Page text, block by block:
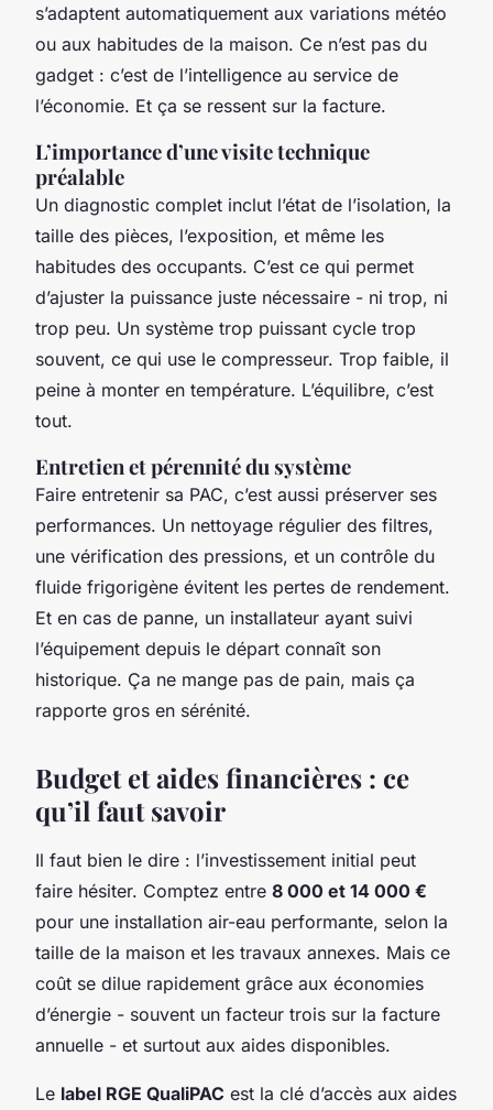
s’adaptent automatiquement aux variations météo
ou aux habitudes de la maison. Ce n’est pas du
gadget : c’est de l’intelligence au service de
l’économie. Et ça se ressent sur la facture.
L’importance d’une visite technique
préalable
Un diagnostic complet inclut l’état de l’isolation, la
taille des pièces, l’exposition, et même les
habitudes des occupants. C’est ce qui permet
d’ajuster la puissance juste nécessaire - ni trop, ni
trop peu. Un système trop puissant cycle trop
souvent, ce qui use le compresseur. Trop faible, il
peine à monter en température. L’équilibre, c’est
tout.
Entretien et pérennité du système
Faire entretenir sa PAC, c’est aussi préserver ses
performances. Un nettoyage régulier des filtres,
une vérification des pressions, et un contrôle du
fluide frigorigène évitent les pertes de rendement.
Et en cas de panne, un installateur ayant suivi
l’équipement depuis le départ connaît son
historique. Ça ne mange pas de pain, mais ça
rapporte gros en sérénité.
Budget et aides financières : ce
qu’il faut savoir
Il faut bien le dire : l’investissement initial peut
faire hésiter. Comptez entre 8 000 et 14 000 €
pour une installation air-eau performante, selon la
taille de la maison et les travaux annexes. Mais ce
coût se dilue rapidement grâce aux économies
d’énergie - souvent un facteur trois sur la facture
annuelle - et surtout aux aides disponibles.
Le label RGE QualiPAC est la clé d’accès aux aides